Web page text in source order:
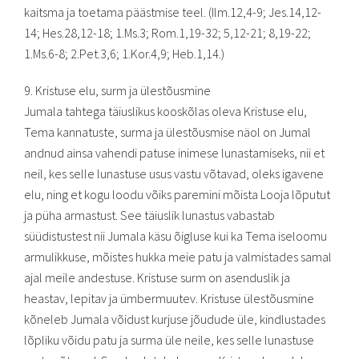
kaitsma ja toetama päästmise teel. (Ilm.12,4-9; Jes.14,12-
14; Hes.28,12-18; 1.Ms.3; Rom.1,19-32; 5,12-21; 8,19-22;
1.Ms.6-8; 2.Pet.3,6; 1.Kor.4,9; Heb.1,14.)
9. Kristuse elu, surm ja ülestõusmine
Jumala tahtega täiuslikus kooskõlas oleva Kristuse elu,
Tema kannatuste, surma ja ülestõusmise näol on Jumal
andnud ainsa vahendi patuse inimese lunastamiseks, nii et
neil, kes selle lunastuse usus vastu võtavad, oleks igavene
elu, ning et kogu loodu võiks paremini mõista Looja lõputut
ja püha armastust. See täiuslik lunastus vabastab
süüdistustest nii Jumala käsu õigluse kui ka Tema iseloomu
armulikkuse, mõistes hukka meie patu ja valmistades samal
ajal meile andestuse. Kristuse surm on asenduslik ja
heastav, lepitav ja ümbermuutev. Kristuse ülestõusmine
kõneleb Jumala võidust kurjuse jõudude üle, kindlustades
lõpliku võidu patu ja surma üle neile, kes selle lunastuse